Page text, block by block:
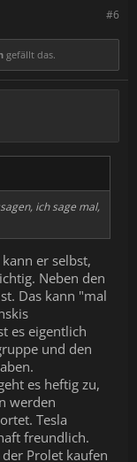
#6
gefällt das.
ich sage mal,
er selbst,
Neben den
Das kann "mal
es eigentlich
und den
es heftig zu,
werden
Tesla
freundlich.
Prolet kaufen